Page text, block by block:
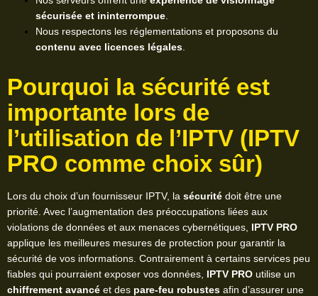
sécurisée et ininterrompue
Nous respectons les réglementations et proposons du
contenu avec licences légales
Pourquoi la sécurité est
importante lors de
l’utilisation de l’IPTV (IPTV
PRO comme choix sûr)
Lors du choix d’un fournisseur IPTV, la sécurité doit être une
priorité. Avec l’augmentation des préoccupations liées aux
violations de données et aux menaces cybernétiques, IPTV PRO
applique les meilleures mesures de protection pour garantir la
sécurité de vos informations. Contrairement à certains services peu
fiables qui pourraient exposer vos données, IPTV PRO utilise un
chiffrement avancé et des pare-feu robustes afin d’assurer une